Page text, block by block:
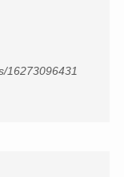
16273096431